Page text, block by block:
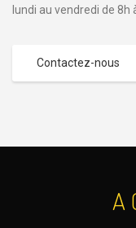
lundi au vendredi de 8h
Contactez-nous